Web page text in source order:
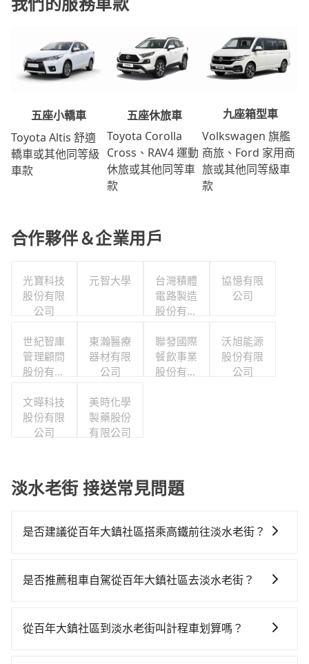
五座小轎車
Toyota Altis 舒適
轎車或其他同等級
車款
五座休旅車
Toyota Corolla
Cross、RAV4 運動
休旅或其他同等車
款
九座箱型車
Volkswagen 旗艦
商旅、Ford 家用商
旅或其他同等級車
款
合作夥伴＆企業用戶
光寶科技
股份有限
公司
元智大學
台灣積體
電路製造
股份有限
協憶有限
公司
世紀智庫
管理顧問
股份有限
東瀚醫療
器材有限
公司
聯發國際
餐飲事業
股份有限
沃旭能源
股份有限
公司
文曄科技
股份有限
公司
美時化學
製藥股份
有限公司
淡水老街 接送常見問題
是否建議從百年大鎮社區搭乘高鐵前往淡水老街？
較貴、費時、轉車麻煩！桃園-台北雖然一天最多時有74
市龍潭區) 前往最靠近的桃園高鐵站，叫一輛計程車花費
是否推薦租車自駕從百年大鎮社區去淡水老街？
花費可能不小。租車公司一般以天為單位計費，小轎車
從百年大鎮社區到淡水老街叫計程車划算嗎？